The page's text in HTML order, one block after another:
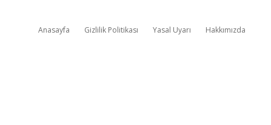
Anasayfa Gizlilik Politikası Yasal Uyarı Hakkımızda